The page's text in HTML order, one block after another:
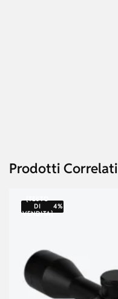
Prodotti Correlati
{TESTO
DI
VENDITA}
4%